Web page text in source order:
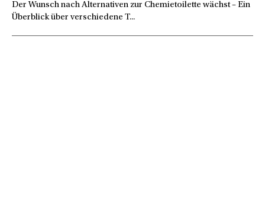
Der Wunsch nach Alternativen zur Chemietoilette wächst – Ein
Überblick über verschiedene T...